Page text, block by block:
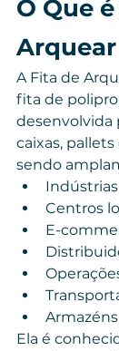
O Que
A Fita de
fita de
desenvolvida
caixas,
sendo
Indústrias
Centros
E-
Armazéns
Ela é